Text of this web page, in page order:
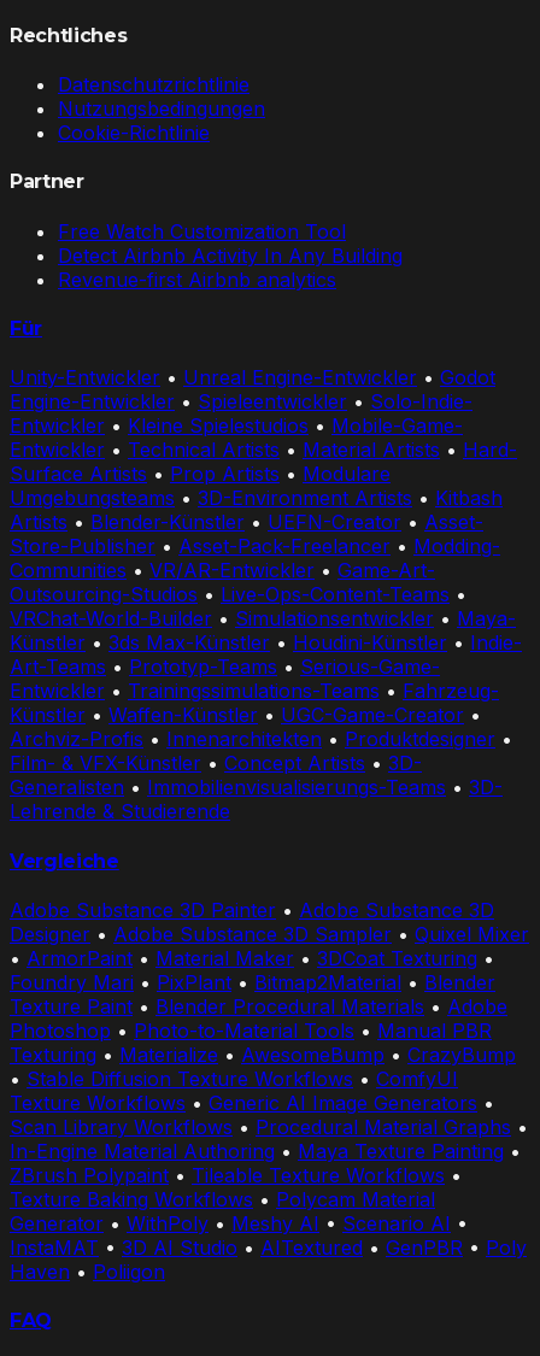
Rechtliches
Datenschutzrichtlinie
Nutzungsbedingungen
Cookie-Richtlinie
Partner
Free Watch Customization Tool
Detect Airbnb Activity In Any Building
Revenue-first Airbnb analytics
Für
Unity-Entwickler • Unreal Engine-Entwickler • Godot
Engine-Entwickler • Spieleentwickler • Solo-Indie-
Entwickler • Kleine Spielestudios • Mobile-Game-
Entwickler • Technical Artists • Material Artists • Hard-
Surface Artists • Prop Artists • Modulare
Umgebungsteams • 3D-Environment Artists • Kitbash
Artists • Blender-Künstler • UEFN-Creator • Asset-
Store-Publisher • Asset-Pack-Freelancer • Modding-
Communities • VR/AR-Entwickler • Game-Art-
Outsourcing-Studios • Live-Ops-Content-Teams •
VRChat-World-Builder • Simulationsentwickler • Maya-
Künstler • 3ds Max-Künstler • Houdini-Künstler • Indie-
Art-Teams • Prototyp-Teams • Serious-Game-
Entwickler • Trainingssimulations-Teams • Fahrzeug-
Künstler • Waffen-Künstler • UGC-Game-Creator •
Archviz-Profis • Innenarchitekten • Produktdesigner •
Film- & VFX-Künstler • Concept Artists • 3D-
Generalisten • Immobilienvisualisierungs-Teams • 3D-
Lehrende & Studierende
Vergleiche
Adobe Substance 3D Painter • Adobe Substance 3D
Designer • Adobe Substance 3D Sampler • Quixel Mixer
• ArmorPaint • Material Maker • 3DCoat Texturing •
Foundry Mari • PixPlant • Bitmap2Material • Blender
Texture Paint • Blender Procedural Materials • Adobe
Photoshop • Photo-to-Material Tools • Manual PBR
Texturing • Materialize • AwesomeBump • CrazyBump
• Stable Diffusion Texture Workflows • ComfyUI
Texture Workflows • Generic AI Image Generators •
Scan Library Workflows • Procedural Material Graphs •
In-Engine Material Authoring • Maya Texture Painting •
ZBrush Polypaint • Tileable Texture Workflows •
Texture Baking Workflows • Polycam Material
Generator • WithPoly • Meshy AI • Scenario AI •
InstaMAT • 3D AI Studio • AITextured • GenPBR • Poly
Haven • Poliigon
FAQ